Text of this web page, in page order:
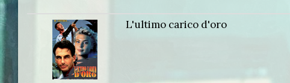
L'ultimo carico d'oro